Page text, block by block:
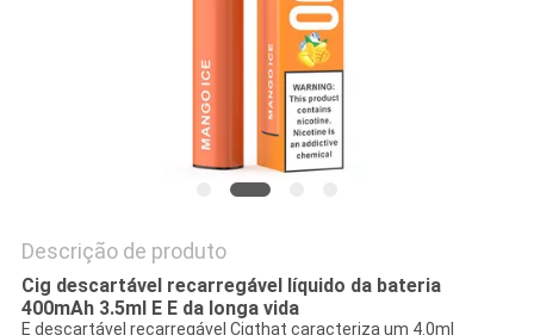
Descrição de produto
Cig descartável recarregável líquido da bateria
400mAh 3.5ml E E da longa vida
E descartável recarregável Cigthat caracteriza um 4.0ml